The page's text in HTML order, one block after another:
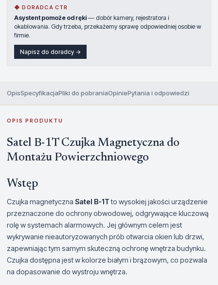
◆ DORADCA CTR
Asystent pomoże od ręki — dobór kamery, rejestratora i
okablowania. Gdy trzeba, przekażemy sprawę odpowiedniej osobie w
firmie.
Napisz do doradcy →
OpisSpecyfikacjaPliki do pobraniaOpiniePytania i odpowiedzi
OPIS PRODUKTU
Satel B-1T Czujka Magnetyczna do
Montażu Powierzchniowego
Wstęp
Czujka magnetyczna Satel B-1Tto wysokiej jakości urządzenie
przeznaczone do ochrony obwodowej, odgrywające kluczową
rolę w systemach alarmowych. Jej głównym celem jest
wykrywanie nieautoryzowanych prób otwarcia okien lub drzwi,
zapewniając tym samym skuteczną ochronę wnętrza budynku.
Czujka dostępna jest w kolorze białym i brązowym, co pozwala
na dopasowanie do wystroju wnętrza.